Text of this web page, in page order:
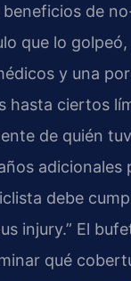
de
que lo golpeó,
y una
hasta ciertos
de quién
adicionales
debe
injury.” El
qué